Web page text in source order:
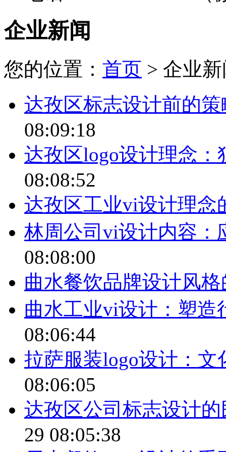
企业新闻
您的位置： 首页 > 企业
达孜区标志设计前的
08:09:18
达孜区logo设计理念
08:08:52
达孜区工业vi设计理念
林周公司vi设计内容：
08:08:00
曲水餐饮品牌设计风
曲水工业vi设计：塑造
08:06:44
拉萨服装logo设计：文
08:06:05
达孜区公司标志设计
29 08:05:38